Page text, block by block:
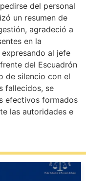
del personal
un resumen de
agradeció a
en la
al jefe
del Escuadrón
de silencio con el
fallecidos, se
efectivos formados
las autoridades e